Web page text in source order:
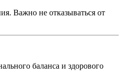
Важно не отказываться от
баланса и здорового